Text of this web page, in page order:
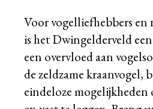
Voor vogelliefhebbers
is het Dwingelderveld
een overvloed aan
de zeldzame kraanvogel,
eindeloze mogelijkheden